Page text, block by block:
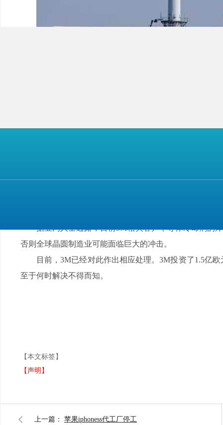
却，以保障稳定运行。因此，冷却剂是半导体生产必
据业内人士透露，目前3M相关客户半导体冷却剂的
否则全球晶圆制造业可能面临巨大的冲击。
目前，3M已经对此作出相应处理。3M投资了1.5
至于何时解决不得而知。
【本文标签】
【声明】
上一篇： 苹果iphoness代工厂停工